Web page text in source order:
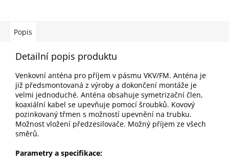
Popis
Detailní popis produktu
Venkovní anténa pro příjem v pásmu VKV/FM. Anténa je
již předsmontovaná z výroby a dokončení montáže je
velmi jednoduché. Anténa obsahuje symetrizační člen,
koaxiální kabel se upevňuje pomocí šroubků. Kovový
pozinkovaný třmen s možností upevnění na trubku.
Možnost vložení předzesilovače. Možný příjem ze všech
směrů.
Parametry a specifikace: